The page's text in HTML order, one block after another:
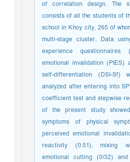
of correlation design. The
consists of all the students of
school in Khoy city, 265 of
multi-stage cluster. Data
experience questionnaires
emotional invalidation
self-differentiation (DSI-Sf)
analyzed after entering into
coefficient test and stepwise
of the present study
symptoms of physical
perceived emotional
reactivity (0.51), mixing
emotional cutting (0/32)